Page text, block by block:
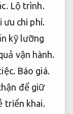
Lộ trình.
ưu chi phí.
kỹ lưỡng
vận hành.
Báo giá.
để giữ
triển khai.